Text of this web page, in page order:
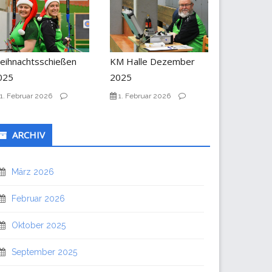
1. Februar 2026
KM Halle Dezember
2025
1. Februar 2026
ARCHIV
März 2026
Februar 2026
Oktober 2025
September 2025